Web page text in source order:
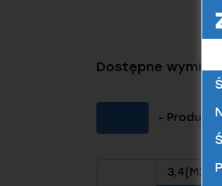
Dostępne
- Produkt
3,4(M3)